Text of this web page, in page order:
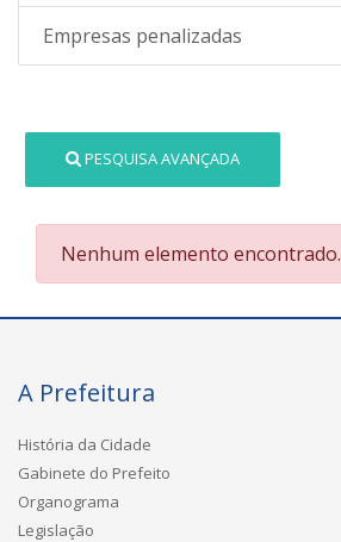
Empresas penalizadas
PESQUISA AVANÇADA
Nenhum elemento encontrado.
A Prefeitura
História da Cidade
Gabinete do Prefeito
Organograma
Legislação